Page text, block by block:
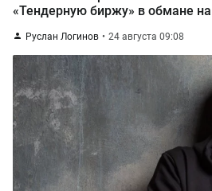
«Тендерную биржу» в обмане
Руслан Логинов 24 августа 09:08